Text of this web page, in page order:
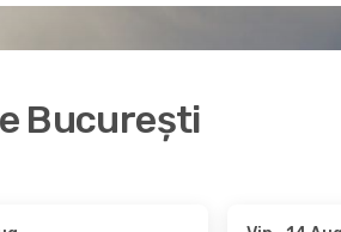
București